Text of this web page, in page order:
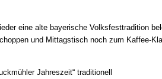
eine alte bayerische Volksfesttradition
und Mittagstisch noch zum Kaffee-
Jahreszeit“ traditionell